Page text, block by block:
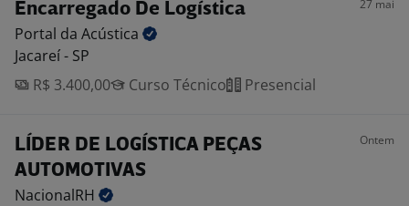
Encarregado De Logística 27 mai
Portal da Acústica
Jacareí - SP
R$ 3.400,00
Curso Técnico Presencial
LÍDER DE LOGÍSTICA PEÇAS
AUTOMOTIVAS
Ontem
NacionalRH